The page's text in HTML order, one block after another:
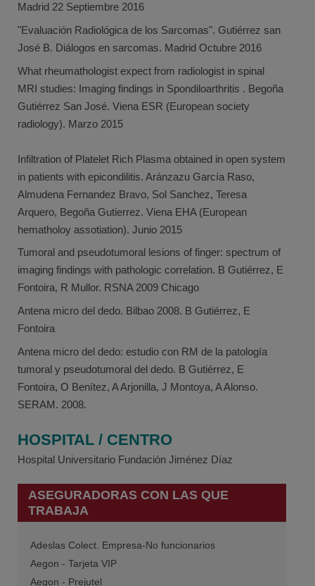
Madrid 22 Septiembre 2016
"Evaluación Radiológica de los Sarcomas". Gutiérrez san
José B. Diálogos en sarcomas. Madrid Octubre 2016
What rheumathologist expect from radiologist in spinal
MRI studies: Imaging findings in Spondiloarthritis . Begoña
Gutiérrez San José. Viena ESR (European society
radiology). Marzo 2015
Infiltration of Platelet Rich Plasma obtained in open system
in patients with epicondilitis. Aránzazu García Raso,
Almudena Fernandez Bravo, Sol Sanchez, Teresa
Arquero, Begoña Gutierrez. Viena EHA (European
hematholoy assotiation). Junio 2015
Tumoral and pseudotumoral lesions of finger: spectrum of
imaging findings with pathologic correlation. B Gutiérrez, E
Fontoira, R Mullor. RSNA 2009 Chicago
Antena micro del dedo. Bilbao 2008. B Gutiérrez, E
Fontoira
Antena micro del dedo: estudio con RM de la patología
tumoral y pseudotumoral del dedo. B Gutiérrez, E
Fontoira, O Benítez, A Arjonilla, J Montoya, A Alonso.
SERAM. 2008.
HOSPITAL / CENTRO
Hospital Universitario Fundación Jiménez Díaz
ASEGURADORAS CON LAS QUE
TRABAJA
Adeslas Colect. Empresa-No funcionarios
Aegon - Tarjeta VIP
Aegon - Prejutel